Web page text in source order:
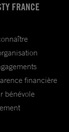
FRANCE
financière
bénévole